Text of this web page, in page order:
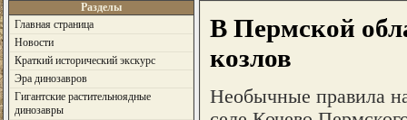
Разделы
Главная страница
Новости
Краткий исторический экскурс
Эра динозавров
Гигантские растительноядные
динозавры
В Пермской
козлов
Необычные правила